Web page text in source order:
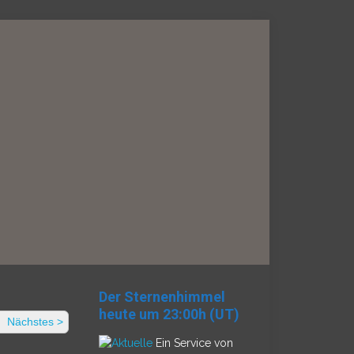
Nächstes >
Der Sternenhimmel
heute um 23:00h (UT)
Ein Service von